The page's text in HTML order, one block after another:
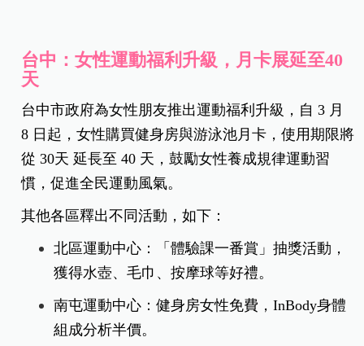
台中：女性運動福利升級，月卡展延至40
天
台中市政府為女性朋友推出運動福利升級，自 3 月
8 日起，女性購買健身房與游泳池月卡，使用期限將
從 30天 延長至 40 天，鼓勵女性養成規律運動習
慣，促進全民運動風氣。
其他各區釋出不同活動，如下：
北區運動中心：「體驗課一番賞」抽獎活動，
獲得水壺、毛巾、按摩球等好禮。
南屯運動中心：健身房女性免費，InBody身體
組成分析半價。